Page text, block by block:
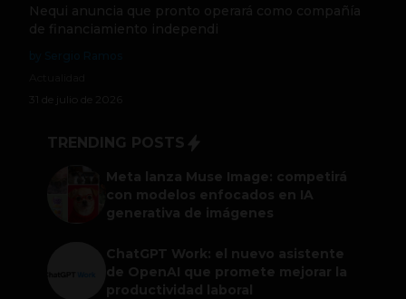
Nequi anuncia que pronto operará como compañía
de financiamiento independi
31 de julio de 2026
TRENDING POSTS
Meta lanza Muse Image: competirá
con modelos enfocados en IA
generativa de imágenes
ChatGPT Work: el nuevo asistente
de OpenAI que promete mejorar la
productividad laboral